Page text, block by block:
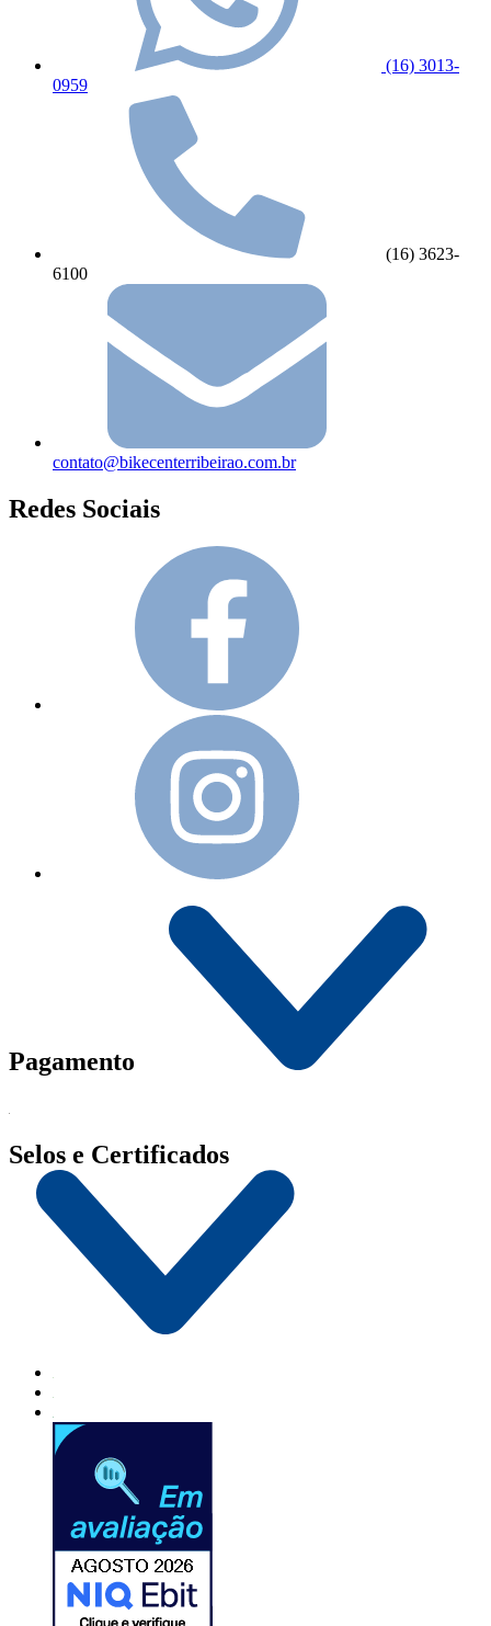
(16) 3013-
0959
(16) 3623-
6100
contato@bikecenterribeirao.com.br
Redes Sociais
Pagamento
Selos e Certificados